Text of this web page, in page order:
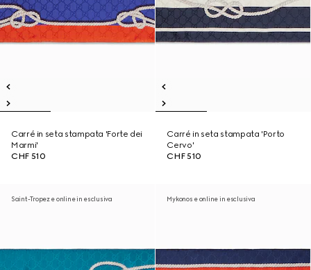
Carré in seta stampata 'Forte dei
Marmi'
CHF 510
Carré in seta stampata 'Porto
Cervo'
CHF 510
Saint-Tropez e online in esclusiva Mykonos e online in esclusiva